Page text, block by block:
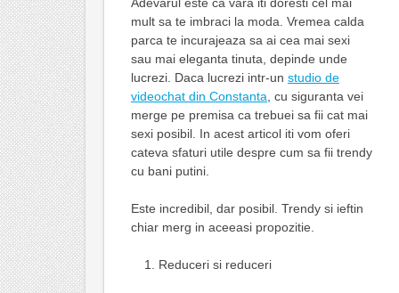
mult sa te imbraci la moda. Vremea calda
parca te incurajeaza sa ai cea mai sexi
sau mai eleganta tinuta, depinde unde
lucrezi. Daca lucrezi intr-un studio de
videochat din Constanta , cu siguranta vei
merge pe premisa ca trebuei sa fii cat mai
sexi posibil. In acest articol iti vom oferi
cateva sfaturi utile despre cum sa fii trendy
cu bani putini.
Este incredibil, dar posibil. Trendy si ieftin
chiar merg in aceeasi propozitie.
Reduceri si reduceri